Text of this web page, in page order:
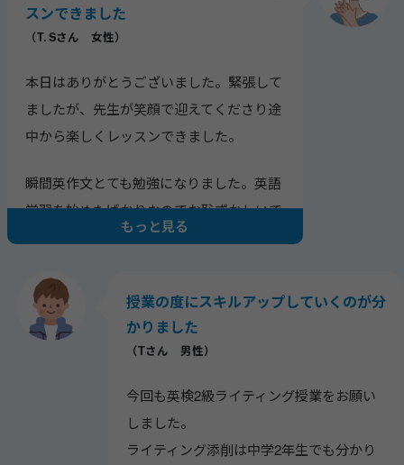
スンできました
（T. Sさん 女性）
本日はありがとうございました。緊張して
ましたが、先生が笑顔で迎えてくださり途
中から楽しくレッスンできました。
瞬間英作文とても勉強になりました。英語
学習を始めたばかりなのでお恥ずかしいで
すがこれからも宜しくお願いします。
もっと見る
授業の度にスキルアップしていくのが分
かりました
（Tさん 男性）
今回も英検2級ライティング授業をお願い
しました。
ライティング添削は中学2年生でも分かり